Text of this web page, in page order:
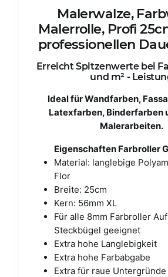
Malerwalze,
Malerrolle, Profi
professionellen
Erreicht Spitzenwerte bei
und m² -
Ideal für Wandfarben,
Latexfarben, Binderfarben
Malerarbeiten.
Eigenschaften Farbroller
Material: langlebige
Flor
Breite: 25cm
Kern: 56mm XL
Für alle 8mm Farbroller
Steckbügel geeignet
Extra hohe Langlebigkeit
Extra hohe Farbabgabe
Extra für raue Untergründe